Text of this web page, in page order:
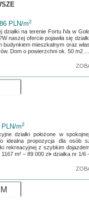
PLN/m2
działki na terenie Fortu IVa w
naszej ofercie pojawiła się
budynkiem mieszkalnym oraz
Dom o powierzchni ok. 50 m2 ...
PLN/m2
działki położone w
idealna propozycja dla osób
rekreacyjnej z szybkim
m² – 89 000 zł• działka nr 1/6